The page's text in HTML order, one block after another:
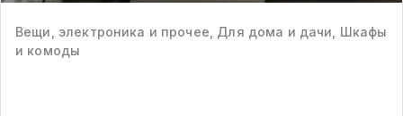
Вещи, электроника и прочее, Для дома и дачи, Шкафы
и комоды